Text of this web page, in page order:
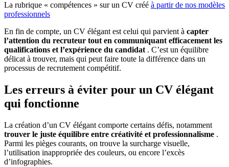
La rubrique « compétences » sur un CV créé à partir de nos modèles
professionnels
En fin de compte, un CV élégant est celui qui parvient à capter
l’attention du recruteur tout en communiquant efficacement les
qualifications et l’expérience du candidat . C’est un équilibre
délicat à trouver, mais qui peut faire toute la différence dans un
processus de recrutement compétitif.
Les erreurs à éviter pour un CV élégant
qui fonctionne
La création d’un CV élégant comporte certains défis, notamment
trouver le juste équilibre entre créativité et professionnalisme .
Parmi les pièges courants, on trouve la surcharge visuelle,
l’utilisation inappropriée des couleurs, ou encore l’excès
d’infographies.